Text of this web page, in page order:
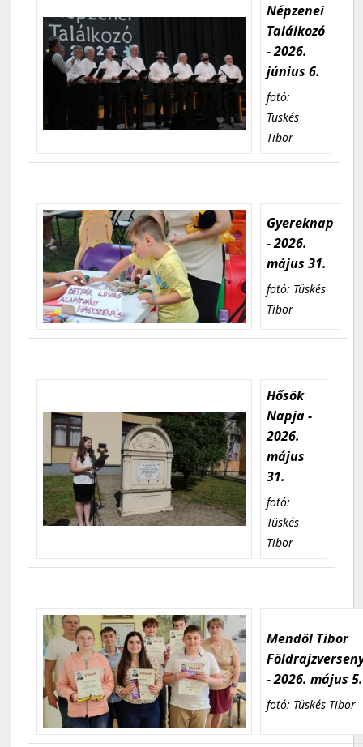
Népzenei
Találkozó
- 2026.
június 6.
fotó:
Tüskés
Tibor
Gyereknap
- 2026.
május 31.
fotó: Tüskés
Tibor
Hősök
Napja -
2026.
május
31.
fotó:
Tüskés
Tibor
Mendöl Tibor
- 2026. május 5.
fotó: Tüskés Tibor